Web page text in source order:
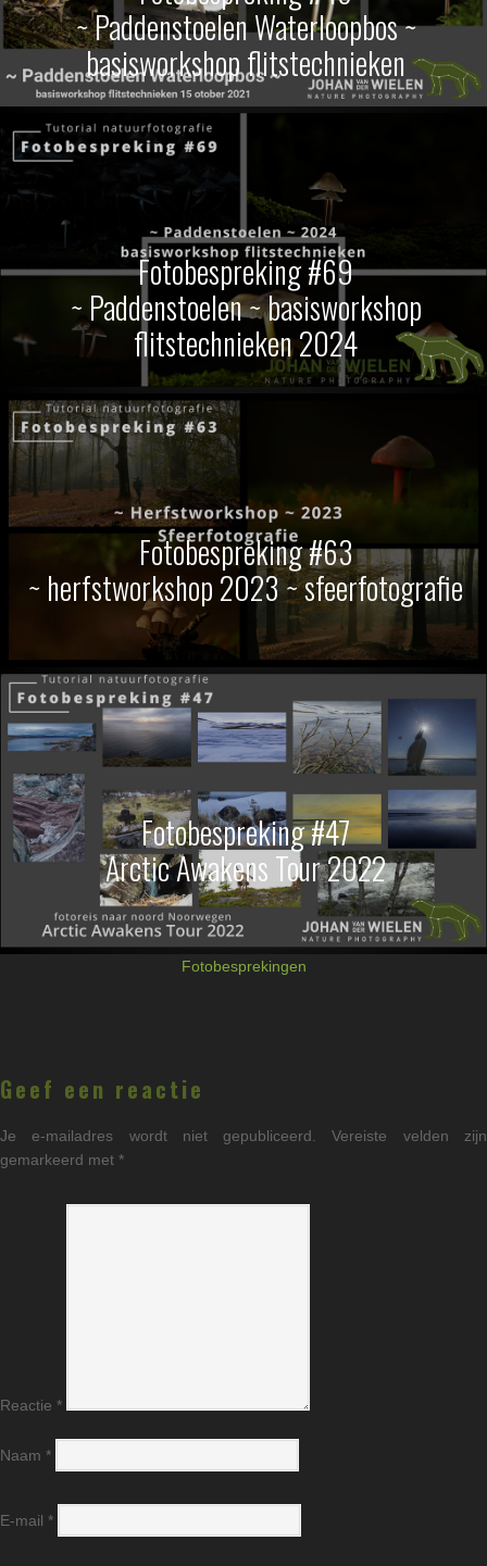
~ Paddenstoelen Waterloopbos ~
basisworkshop flitstechnieken
Fotobespreking #69
~ Paddenstoelen ~ basisworkshop
flitstechnieken 2024
Fotobespreking #63
~ herfstworkshop 2023 ~ sfeerfotografie
Fotobespreking #47
Arctic Awakens Tour 2022
Fotobesprekingen
Geef een reactie
Je e-mailadres wordt niet gepubliceerd.
Vereiste velden zijn
gemarkeerd met *
Reactie *
Naam *
E-mail *